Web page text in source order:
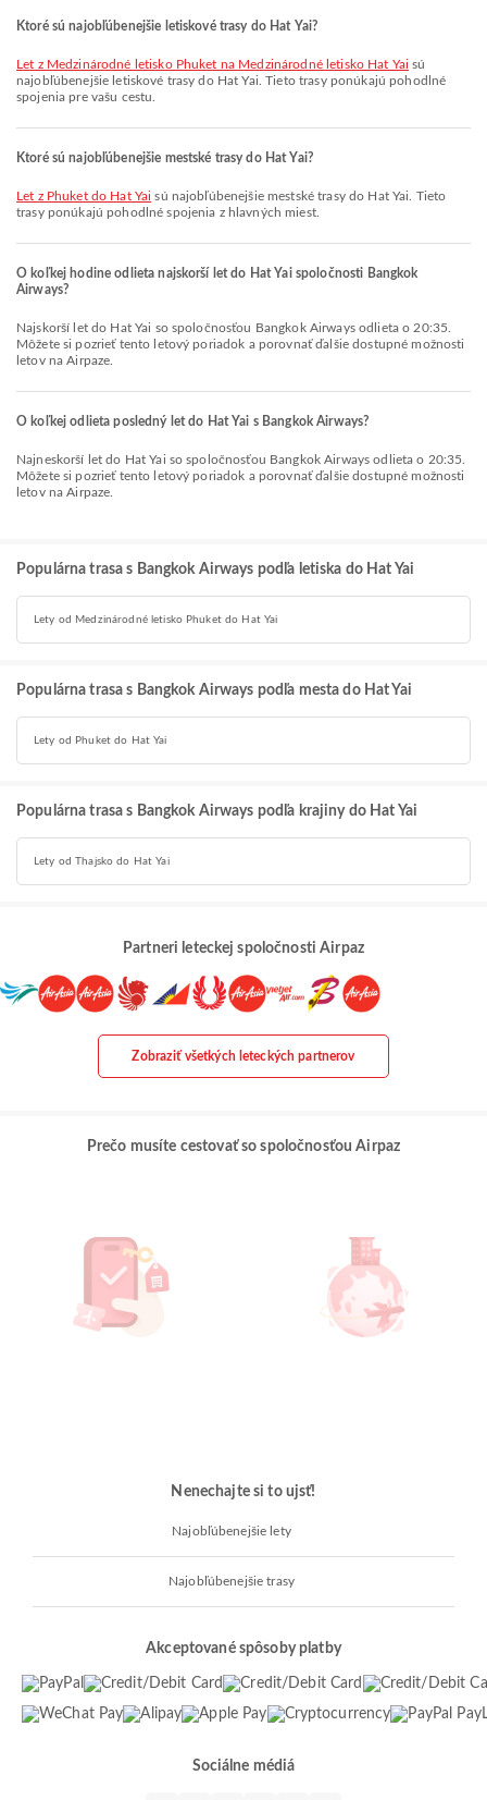
Ktoré sú najobľúbenejšie letiskové trasy do Hat Yai?
let z Medzinárodné letisko Phuket na Medzinárodné letisko Hat Yai sú
najobľúbenejšie letiskové trasy do Hat Yai. Tieto trasy ponúkajú pohodlné
spojenia pre vašu cestu.
Ktoré sú najobľúbenejšie mestské trasy do Hat Yai?
let z Phuket do Hat Yai sú najobľúbenejšie mestské trasy do Hat Yai. Tieto
trasy ponúkajú pohodlné spojenia z hlavných miest.
O koľkej hodine odlieta najskorší let do Hat Yai spoločnosti Bangkok
Airways?
Najskorší let do Hat Yai so spoločnosťou Bangkok Airways odlieta o 20:35.
Môžete si pozrieť tento letový poriadok a porovnať ďalšie dostupné možnosti
letov na Airpaze.
O koľkej odlieta posledný let do Hat Yai s Bangkok Airways?
Najneskorší let do Hat Yai so spoločnosťou Bangkok Airways odlieta o 20:35.
Môžete si pozrieť tento letový poriadok a porovnať ďalšie dostupné možnosti
letov na Airpaze.
Populárna trasa s Bangkok Airways podľa letiska do Hat Yai
Lety od Medzinárodné letisko Phuket do Hat Yai
Populárna trasa s Bangkok Airways podľa mesta do Hat Yai
Lety od Phuket do Hat Yai
Populárna trasa s Bangkok Airways podľa krajiny do Hat Yai
Lety od Thajsko do Hat Yai
Partneri leteckej spoločnosti Airpaz
Zobraziť všetkých leteckých partnerov
Prečo musíte cestovať so spoločnosťou Airpaz
Nenechajte si to ujsť!
Najobľúbenejšie lety
Najobľúbenejšie trasy
Akceptované spôsoby platby
Sociálne médiá